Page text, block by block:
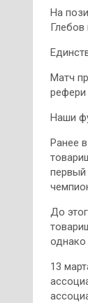
На
Глебов
Матч
Наши
Ранее
первый
До
однако
13